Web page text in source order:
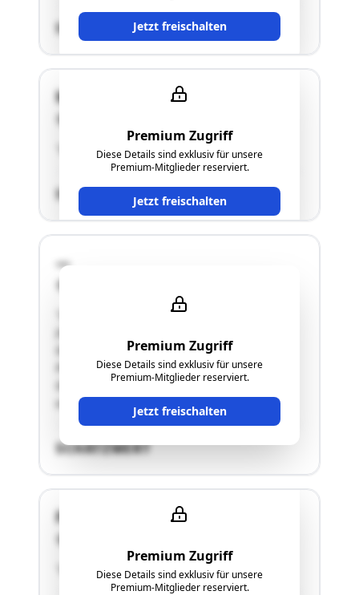
Jetzt freischalten
SCHÄTZWERT
Premium Zugriff
Diese Details sind exklusiv für unsere
Premium-Mitglieder reserviert.
Jetzt freischalten
Meilensteinweg 3
"siehe Langgutachten"
SCHÄTZWERT
Premium Zugriff
Diese Details sind exklusiv für unsere
Premium-Mitglieder reserviert.
Jetzt freischalten
---
(Grundstücksnummer und Daten laut
Grundbuch), in natura ein asphaltierter
Parkplatz und ein umzäunter Garten, beide
Grundstücke der Adresse Imst, Lehngasse 18,
vorgelagert."
SCHÄTZWERT
Premium Zugriff
Diese Details sind exklusiv für unsere
Premium-Mitglieder reserviert.
Fabrikstraße 7
"siehe Langgutachten"